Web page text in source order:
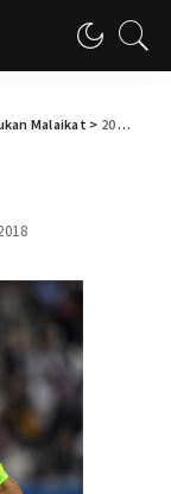
Malaikat > 20 mei 2018